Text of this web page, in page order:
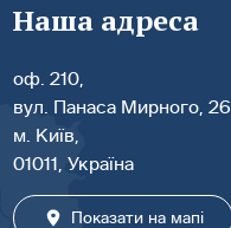
Наша адреса
оф. 210,
вул. Панаса Мирного, 26,
м. Київ,
01011, Україна
Показати на мапі